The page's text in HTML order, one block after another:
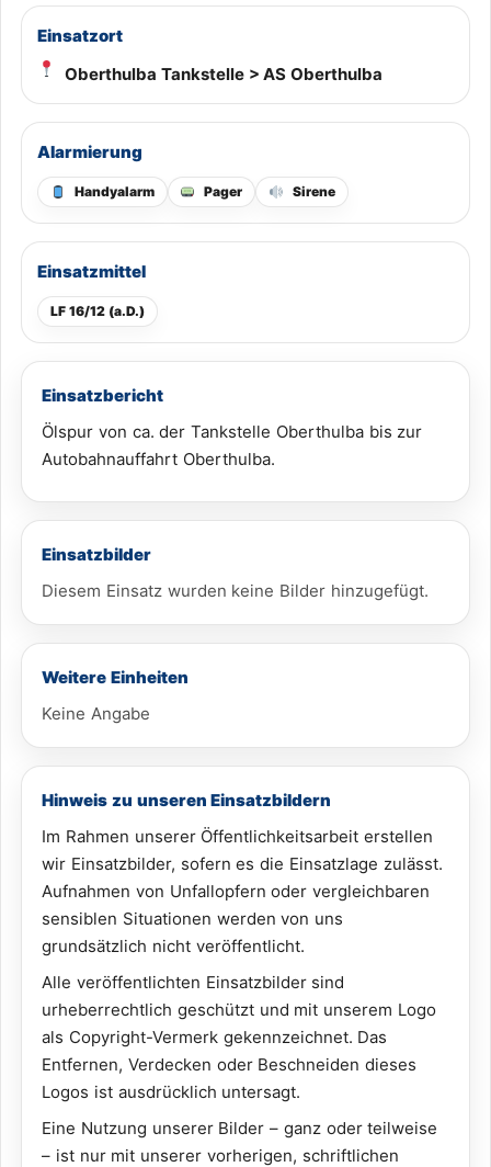
Einsatzort
Oberthulba Tankstelle > AS Oberthulba
Alarmierung
Handyalarm Pager Sirene
Einsatzmittel
LF 16/12 (a.D.)
Einsatzbericht
Ölspur von ca. der Tankstelle Oberthulba bis zur
Autobahnauffahrt Oberthulba.
Einsatzbilder
Diesem Einsatz wurden keine Bilder hinzugefügt.
Weitere Einheiten
Keine Angabe
Hinweis zu unseren Einsatzbildern
Im Rahmen unserer Öffentlichkeitsarbeit erstellen
wir Einsatzbilder, sofern es die Einsatzlage zulässt.
Aufnahmen von Unfallopfern oder vergleichbaren
sensiblen Situationen werden von uns
grundsätzlich nicht veröffentlicht.
Alle veröffentlichten Einsatzbilder sind
urheberrechtlich geschützt und mit unserem Logo
als Copyright-Vermerk gekennzeichnet. Das
Entfernen, Verdecken oder Beschneiden dieses
Logos ist ausdrücklich untersagt.
Eine Nutzung unserer Bilder – ganz oder teilweise
– ist nur mit unserer vorherigen, schriftlichen